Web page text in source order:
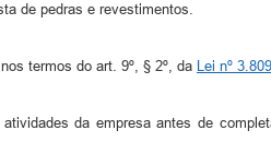
de pedras e revestimentos.
termos do art. 9º, § 2º, da Lei nº
da empresa antes de